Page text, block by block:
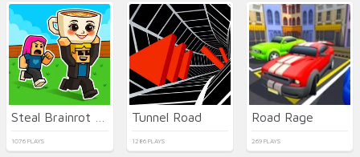
1076 PLAYS
Tunnel Road
1286 PLAYS
Road Rage
269 PLAYS